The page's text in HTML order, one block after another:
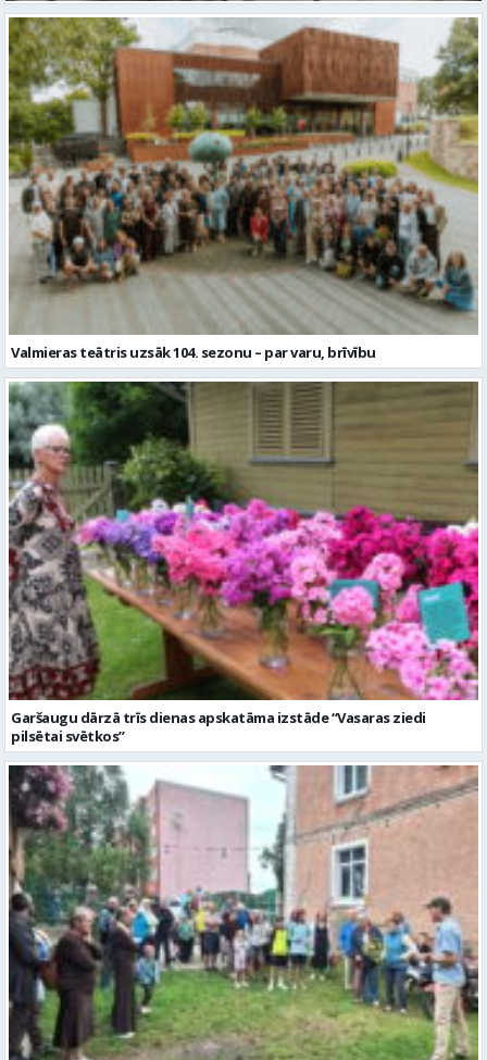
Valmieras teātris uzsāk 104. sezonu – par varu, brīvību
Garšaugu dārzā trīs dienas apskatāma izstāde “Vasaras ziedi
pilsētai svētkos”